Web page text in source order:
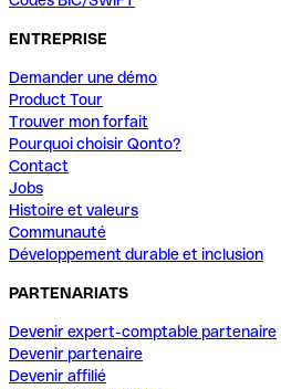
ENTREPRISE
Demander une démo
Product Tour
Trouver mon forfait
Pourquoi choisir Qonto?
Contact
Jobs
Histoire et valeurs
Communauté
Développement durable et inclusion
PARTENARIATS
Devenir expert-comptable partenaire
Devenir partenaire
Devenir affilié